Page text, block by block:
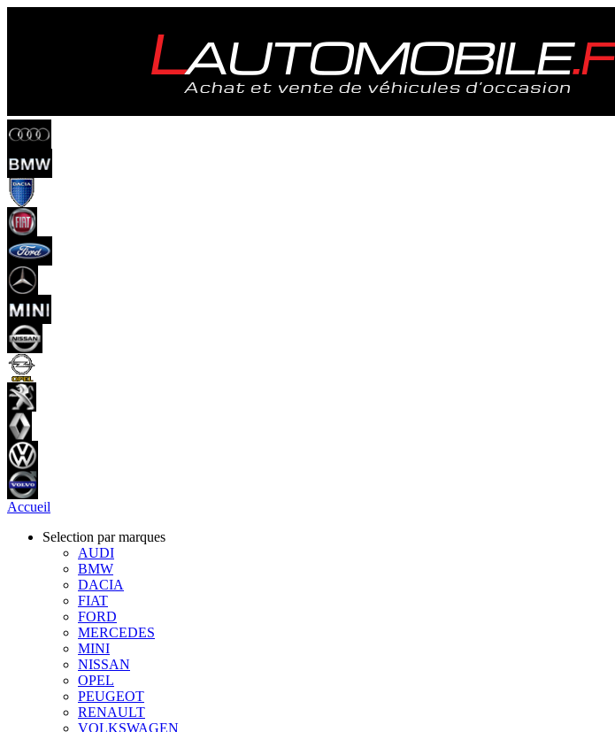
Accueil
Selection par marques
AUDI
BMW
DACIA
FIAT
FORD
MERCEDES
MINI
NISSAN
OPEL
PEUGEOT
RENAULT
VOLKSWAGEN